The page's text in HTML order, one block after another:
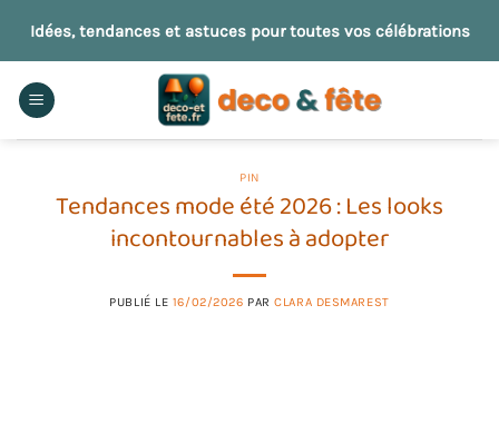
contenu
Idées, tendances et astuces pour toutes vos célébrations
PIN
Tendances mode été 2026 : Les looks
incontournables à adopter
PUBLIÉ LE 16/02/2026 PARCLARA DESMAREST